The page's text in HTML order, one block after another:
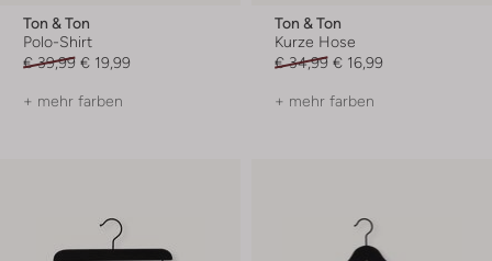
Ton & Ton
Polo-Shirt
€ 39,99 € 19,99
+ mehr farben
Ton & Ton
Kurze Hose
€ 34,99 € 16,99
+ mehr farben